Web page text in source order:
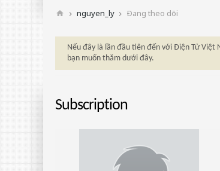
nguyen_ly Ðang theo dõi
Nếu đây là lần đầu tiên đến với Điện Tử Việt
bạn muốn thăm dưới đây.
Subscription